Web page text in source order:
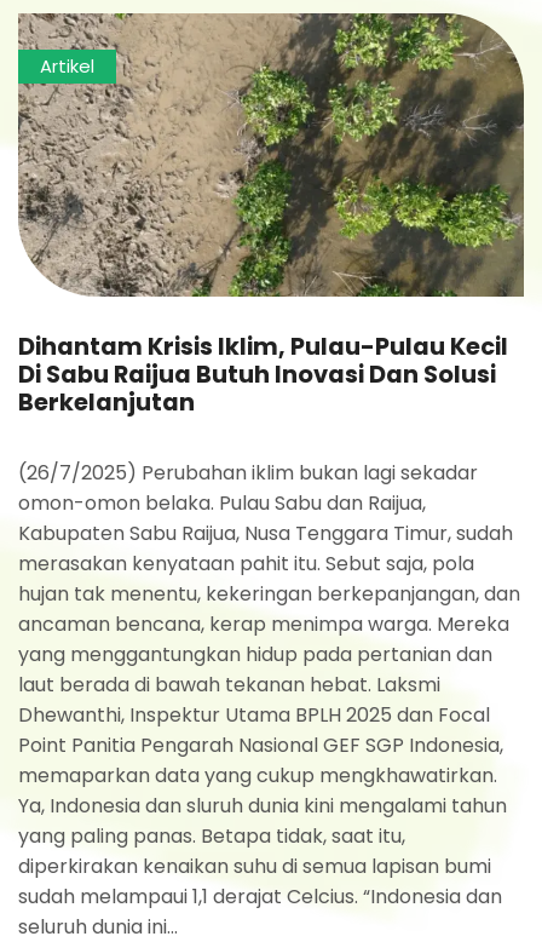
Artikel
Dihantam Krisis Iklim, Pulau-Pulau Kecil
Di Sabu Raijua Butuh Inovasi Dan Solusi
Berkelanjutan
(26/7/2025) Perubahan iklim bukan lagi sekadar
omon-omon belaka. Pulau Sabu dan Raijua,
Kabupaten Sabu Raijua, Nusa Tenggara Timur, sudah
merasakan kenyataan pahit itu. Sebut saja, pola
hujan tak menentu, kekeringan berkepanjangan, dan
ancaman bencana, kerap menimpa warga. Mereka
yang menggantungkan hidup pada pertanian dan
laut berada di bawah tekanan hebat. Laksmi
Dhewanthi, Inspektur Utama BPLH 2025 dan Focal
Point Panitia Pengarah Nasional GEF SGP Indonesia,
memaparkan data yang cukup mengkhawatirkan.
Ya, Indonesia dan sluruh dunia kini mengalami tahun
yang paling panas. Betapa tidak, saat itu,
diperkirakan kenaikan suhu di semua lapisan bumi
sudah melampaui 1,1 derajat Celcius. “Indonesia dan
seluruh dunia ini...